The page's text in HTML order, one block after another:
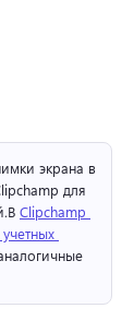
экрана в
для
В Clipchamp